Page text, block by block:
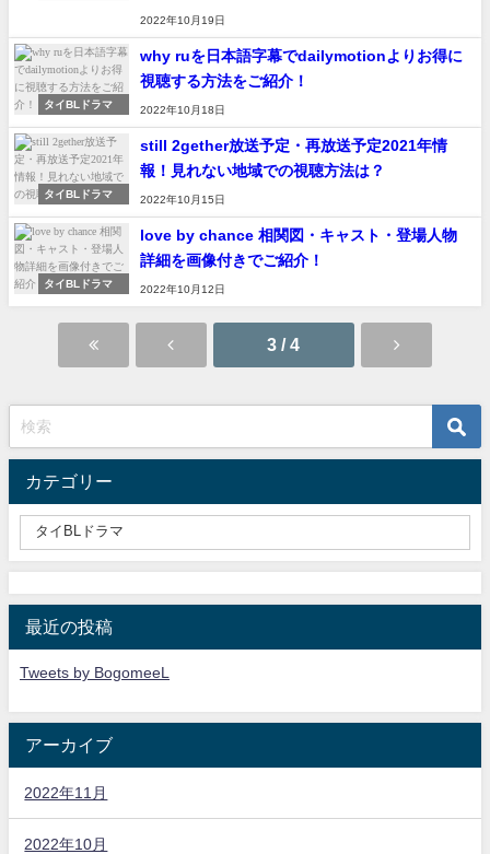
2022年10月19日
タイBLドラマ
why ruを日本語字幕でdailymotionよりお得に
視聴する方法をご紹介！
2022年10月18日
タイBLドラマ
still 2gether放送予定・再放送予定2021年情
報！見れない地域での視聴方法は？
2022年10月15日
タイBLドラマ
love by chance 相関図・キャスト・登場人物
詳細を画像付きでご紹介！
2022年10月12日
3 / 4
カテゴリー
最近の投稿
Tweets by BogomeeL
アーカイブ
2022年11月
2022年10月